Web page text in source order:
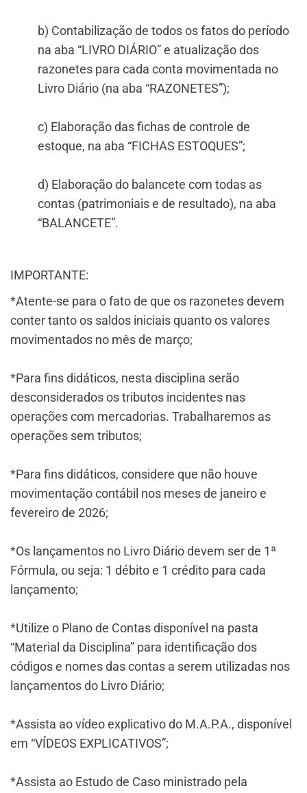
b) Contabilização de todos os fatos do período
na aba “LIVRO DIÁRIO” e atualização dos
razonetes para cada conta movimentada no
Livro Diário (na aba “RAZONETES”);
c) Elaboração das fichas de controle de
estoque, na aba “FICHAS ESTOQUES”;
d) Elaboração do balancete com todas as
contas (patrimoniais e de resultado), na aba
“BALANCETE”.
IMPORTANTE:
*Atente-se para o fato de que os razonetes devem
conter tanto os saldos iniciais quanto os valores
movimentados no mês de março;
*Para fins didáticos, nesta disciplina serão
desconsiderados os tributos incidentes nas
operações com mercadorias. Trabalharemos as
operações sem tributos;
*Para fins didáticos, considere que não houve
movimentação contábil nos meses de janeiro e
fevereiro de 2026;
*Os lançamentos no Livro Diário devem ser de 1ª
Fórmula, ou seja: 1 débito e 1 crédito para cada
lançamento;
*Utilize o Plano de Contas disponível na pasta
“Material da Disciplina” para identificação dos
códigos e nomes das contas a serem utilizadas nos
lançamentos do Livro Diário;
*Assista ao vídeo explicativo do M.A.P.A., disponível
em “VÍDEOS EXPLICATIVOS”;
*Assista ao Estudo de Caso ministrado pela